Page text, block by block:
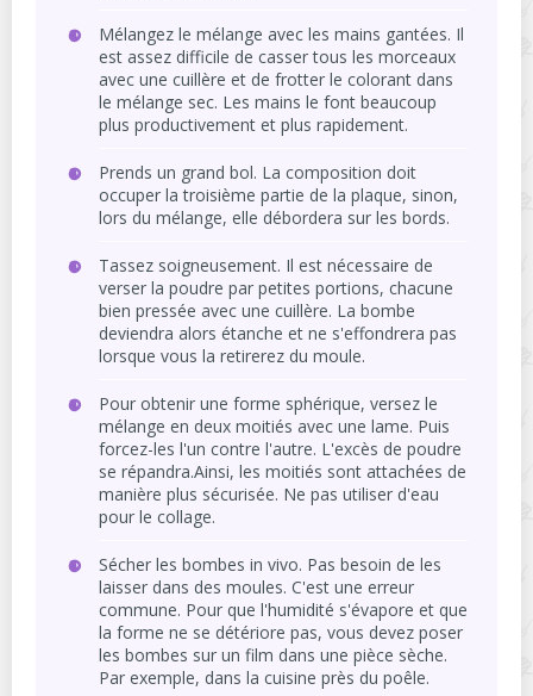
Mélangez le mélange avec les mains gantées. Il
est assez difficile de casser tous les morceaux
avec une cuillère et de frotter le colorant dans
le mélange sec. Les mains le font beaucoup
plus productivement et plus rapidement.
Prends un grand bol. La composition doit
occuper la troisième partie de la plaque, sinon,
lors du mélange, elle débordera sur les bords.
Tassez soigneusement. Il est nécessaire de
verser la poudre par petites portions, chacune
bien pressée avec une cuillère. La bombe
deviendra alors étanche et ne s'effondrera pas
lorsque vous la retirerez du moule.
Pour obtenir une forme sphérique, versez le
mélange en deux moitiés avec une lame. Puis
forcez-les l'un contre l'autre. L'excès de poudre
se répandra.Ainsi, les moitiés sont attachées de
manière plus sécurisée. Ne pas utiliser d'eau
pour le collage.
Sécher les bombes in vivo. Pas besoin de les
laisser dans des moules. C'est une erreur
commune. Pour que l'humidité s'évapore et que
la forme ne se détériore pas, vous devez poser
les bombes sur un film dans une pièce sèche.
Par exemple, dans la cuisine près du poêle.